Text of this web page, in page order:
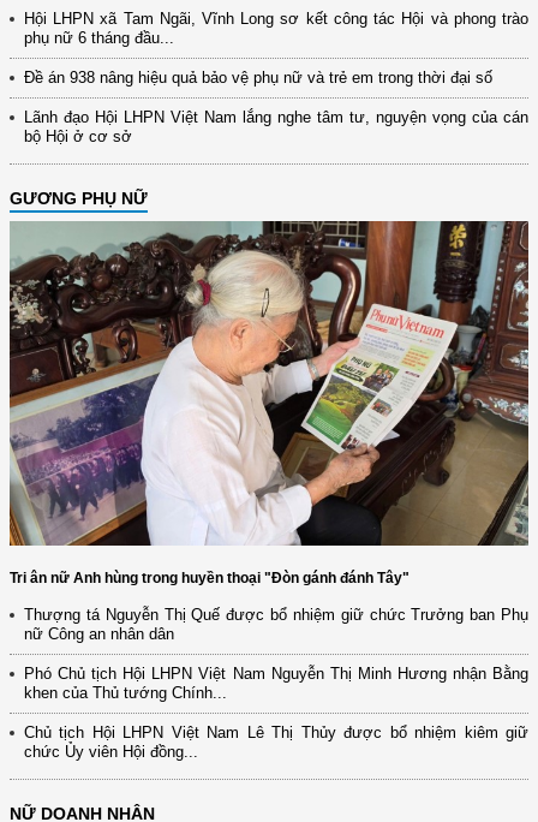
Hội LHPN xã Tam Ngãi, Vĩnh Long sơ kết công tác Hội và phong trào
phụ nữ 6 tháng đầu...
Đề án 938 nâng hiệu quả bảo vệ phụ nữ và trẻ em trong thời đại số
Lãnh đạo Hội LHPN Việt Nam lắng nghe tâm tư, nguyện vọng của cán
bộ Hội ở cơ sở
GƯƠNG PHỤ NỮ
Tri ân nữ Anh hùng trong huyền thoại "Đòn gánh đánh Tây"
Thượng tá Nguyễn Thị Quế được bổ nhiệm giữ chức Trưởng ban Phụ
nữ Công an nhân dân
Phó Chủ tịch Hội LHPN Việt Nam Nguyễn Thị Minh Hương nhận Bằng
khen của Thủ tướng Chính...
Chủ tịch Hội LHPN Việt Nam Lê Thị Thủy được bổ nhiệm kiêm giữ
chức Ủy viên Hội đồng...
NỮ DOANH NHÂN